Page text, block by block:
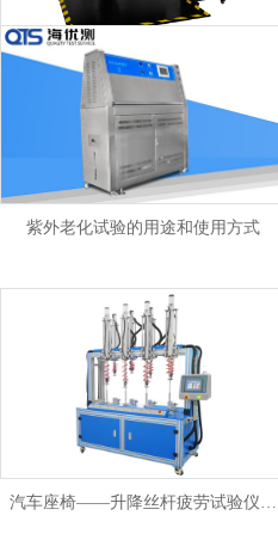
跌落试验机具体操作方法
紫外老化试验的用途和使用方式
汽车座椅——升降丝杆疲劳试验仪的测试功能